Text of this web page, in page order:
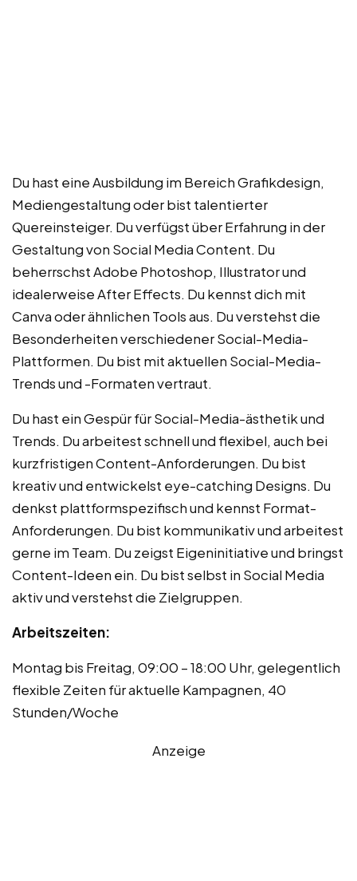
Du hast eine Ausbildung im Bereich Grafikdesign,
Mediengestaltung oder bist talentierter
Quereinsteiger. Du verfügst über Erfahrung in der
Gestaltung von Social Media Content. Du
beherrschst Adobe Photoshop, Illustrator und
idealerweise After Effects. Du kennst dich mit
Canva oder ähnlichen Tools aus. Du verstehst die
Besonderheiten verschiedener Social-Media-
Plattformen. Du bist mit aktuellen Social-Media-
Trends und -Formaten vertraut.
Du hast ein Gespür für Social-Media-ästhetik und
Trends. Du arbeitest schnell und flexibel, auch bei
kurzfristigen Content-Anforderungen. Du bist
kreativ und entwickelst eye-catching Designs. Du
denkst plattformspezifisch und kennst Format-
Anforderungen. Du bist kommunikativ und arbeitest
gerne im Team. Du zeigst Eigeninitiative und bringst
Content-Ideen ein. Du bist selbst in Social Media
aktiv und verstehst die Zielgruppen.
Arbeitszeiten:
Montag bis Freitag, 09:00 – 18:00 Uhr, gelegentlich
flexible Zeiten für aktuelle Kampagnen, 40
Stunden/Woche
Anzeige